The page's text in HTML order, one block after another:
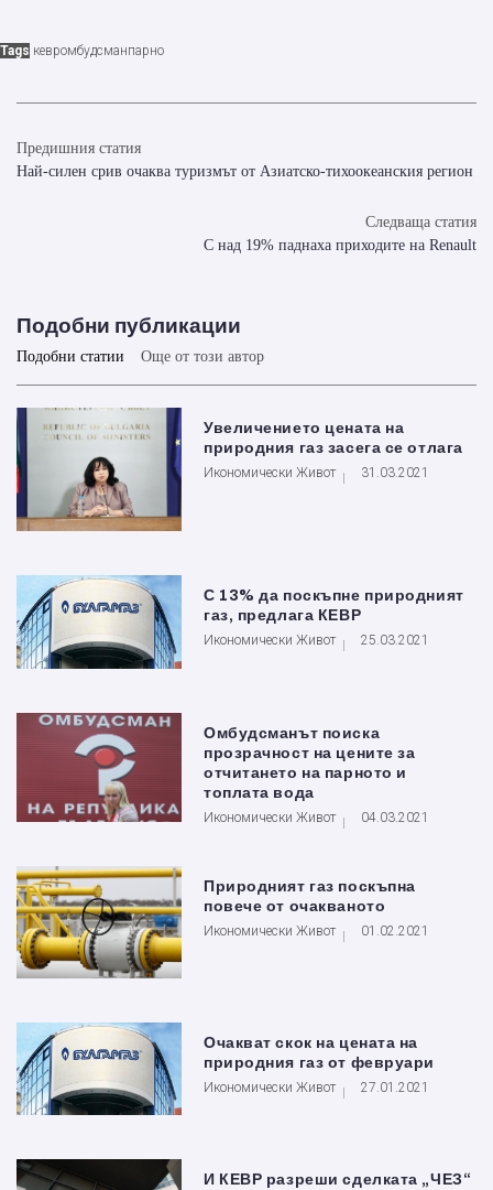
Tags кевромбудсманпарно
Предишния статия
Най-силен срив очаква туризмът от Азиатско-тихоокеанския регион
Следваща статия
С над 19% паднаха приходите на Renault
Подобни публикации
Подобни статии Още от този автор
Увеличението цената на
природния газ засега се отлага
Икономически Живот 31.03.2021
С 13% да поскъпне природният
газ, предлага КЕВР
Икономически Живот 25.03.2021
Омбудсманът поиска
прозрачност на цените за
отчитането на парното и
топлата вода
Икономически Живот 04.03.2021
Природният газ поскъпна
повече от очакваното
Икономически Живот 01.02.2021
Очакват скок на цената на
природния газ от февруари
Икономически Живот 27.01.2021
И КЕВР разреши сделката „ЧЕЗ“